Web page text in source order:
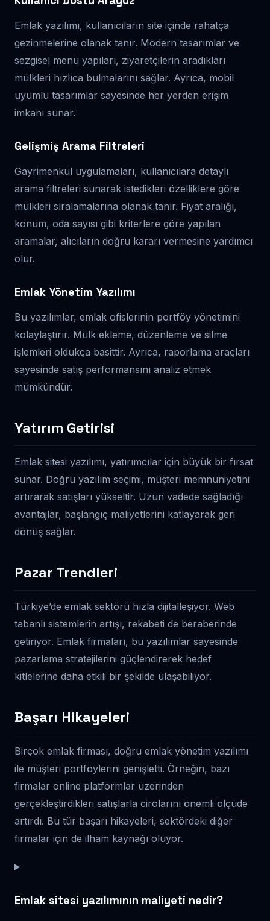
Emlak yazılımı, kullanıcıların site içinde rahatça
gezinmelerine olanak tanır. Modern tasarımlar ve
sezgisel menü yapıları, ziyaretçilerin aradıkları
mülkleri hızlıca bulmalarını sağlar. Ayrıca, mobil
uyumlu tasarımlar sayesinde her yerden erişim
imkanı sunar.
Gelişmiş Arama Filtreleri
Gayrimenkul uygulamaları, kullanıcılara detaylı
arama filtreleri sunarak istedikleri özelliklere göre
mülkleri sıralamalarına olanak tanır. Fiyat aralığı,
konum, oda sayısı gibi kriterlere göre yapılan
aramalar, alıcıların doğru kararı vermesine yardımcı
olur.
Emlak Yönetim Yazılımı
Bu yazılımlar, emlak ofislerinin portföy yönetimini
kolaylaştırır. Mülk ekleme, düzenleme ve silme
işlemleri oldukça basittir. Ayrıca, raporlama araçları
sayesinde satış performansını analiz etmek
mümkündür.
Yatırım Getirisi
Emlak sitesi yazılımı, yatırımcılar için büyük bir fırsat
sunar. Doğru yazılım seçimi, müşteri memnuniyetini
artırarak satışları yükseltir. Uzun vadede sağladığı
avantajlar, başlangıç maliyetlerini katlayarak geri
dönüş sağlar.
Pazar Trendleri
Türkiye’de emlak sektörü hızla dijitalleşiyor. Web
tabanlı sistemlerin artışı, rekabeti de beraberinde
getiriyor. Emlak firmaları, bu yazılımlar sayesinde
pazarlama stratejilerini güçlendirerek hedef
kitlelerine daha etkili bir şekilde ulaşabiliyor.
Başarı Hikayeleri
Birçok emlak firması, doğru emlak yönetim yazılımı
ile müşteri portföylerini genişletti. Örneğin, bazı
firmalar online platformlar üzerinden
gerçekleştirdikleri satışlarla cirolarını önemli ölçüde
artırdı. Bu tür başarı hikayeleri, sektördeki diğer
firmalar için de ilham kaynağı oluyor.
Emlak sitesi yazılımının maliyeti nedir?